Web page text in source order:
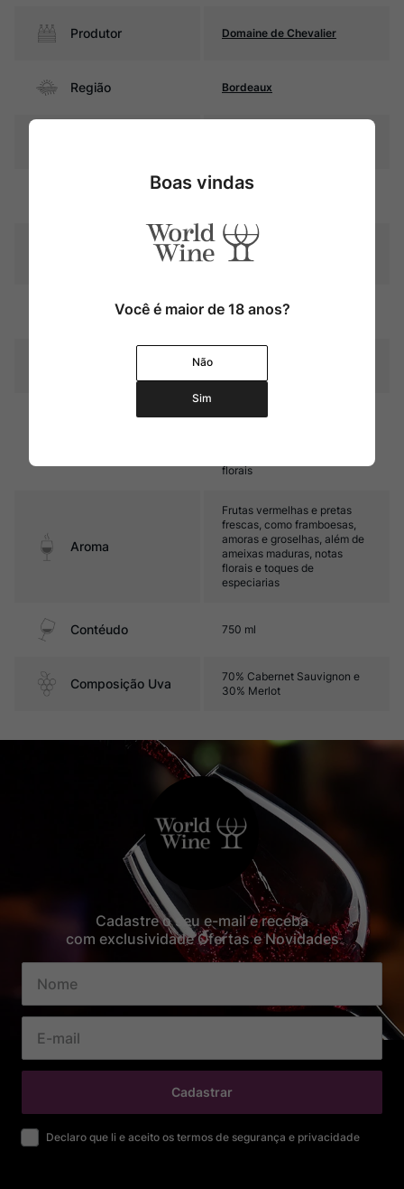
Produtor Domaine de Chevalier
Região Bordeaux
Graduação Alcóoli
13,0%
Amadurecimento Sem estágio em carvalho
Médio corpo, com taninos
florais
Aroma
Frutas vermelhas e pretas
frescas, como framboesas,
amoras e groselhas, além de
ameixas maduras, notas
florais e toques de
especiarias
Contéudo 750 ml
Composição Uva
70% Cabernet Sauvignon e
30% Merlot
Cadastre o seu e-mail e receba
com exclusividade Ofertas e Novidades
Cadastrar
Declaro que li e aceito os termos de segurança e privacidade
Boas vindas
Você é maior de 18 anos?
Não
Sim